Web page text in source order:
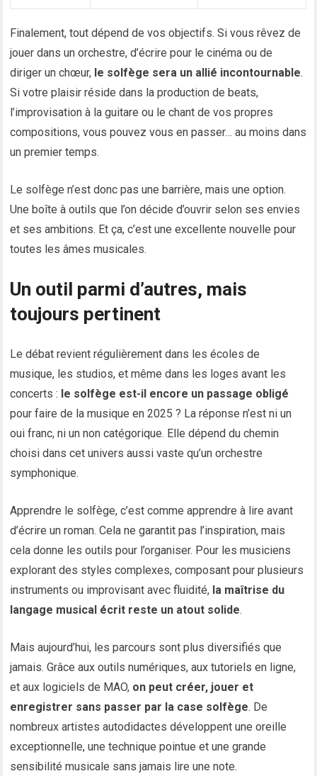
Finalement, tout dépend de vos objectifs. Si vous rêvez de
jouer dans un orchestre, d’écrire pour le cinéma ou de
diriger un chœur, le solfège sera un allié incontournable.
Si votre plaisir réside dans la production de beats,
l’improvisation à la guitare ou le chant de vos propres
compositions, vous pouvez vous en passer… au moins dans
un premier temps.
Le solfège n’est donc pas une barrière, mais une option.
Une boîte à outils que l’on décide d’ouvrir selon ses envies
et ses ambitions. Et ça, c’est une excellente nouvelle pour
toutes les âmes musicales.
Un outil parmi d’autres, mais
toujours pertinent
Le débat revient régulièrement dans les écoles de
musique, les studios, et même dans les loges avant les
concerts : le solfège est-il encore un passage obligé
pour faire de la musique en 2025 ? La réponse n’est ni un
oui franc, ni un non catégorique. Elle dépend du chemin
choisi dans cet univers aussi vaste qu’un orchestre
symphonique.
Apprendre le solfège, c’est comme apprendre à lire avant
d’écrire un roman. Cela ne garantit pas l’inspiration, mais
cela donne les outils pour l’organiser. Pour les musiciens
explorant des styles complexes, composant pour plusieurs
instruments ou improvisant avec fluidité, la maîtrise du
langage musical écrit reste un atout solide.
Mais aujourd’hui, les parcours sont plus diversifiés que
jamais. Grâce aux outils numériques, aux tutoriels en ligne,
et aux logiciels de MAO, on peut créer, jouer et
enregistrer sans passer par la case solfège. De
nombreux artistes autodidactes développent une oreille
exceptionnelle, une technique pointue et une grande
sensibilité musicale sans jamais lire une note.